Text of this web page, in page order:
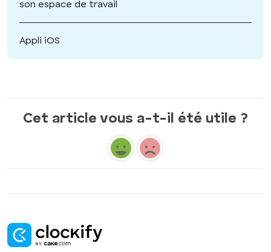
son espace de travail
Appli iOS
Cet article vous a-t-il été utile ?